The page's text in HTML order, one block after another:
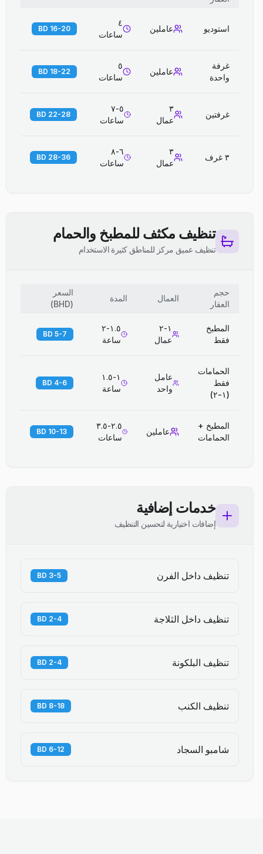
استوديو عاملين
٤
ساعات
16-20 BD
غرفة
واحدة
عاملين
٥
ساعات
18-22 BD
غرفتين
٣
عمال
٥-٧
ساعات
22-28 BD
٣ غرف
٣
عمال
٦-٨
ساعات
28-36 BD
تنظيف مكثف للمطبخ والحمام
تنظيف عميق مركز للمناطق كثيرة الاستخدام
حجم
العقار
العمال المدة
السعر
(
BHD
)
المطبخ
فقط
١-٢
عمال
١.٥-٢
ساعة
5-7 BD
الحمامات
فقط
(١-٢)
عامل
واحد
١-١.٥
ساعة
4-6 BD
المطبخ +
الحمامات
عاملين
٢.٥-٣.٥
ساعات
10-13 BD
خدمات إضافية
إضافات اختيارية لتحسين التنظيف
تنظيف داخل الفرن 3-5 BD
تنظيف داخل الثلاجة 2-4 BD
تنظيف البلكونة 2-4 BD
تنظيف الكنب 8-18 BD
شامبو السجاد 6-12 BD